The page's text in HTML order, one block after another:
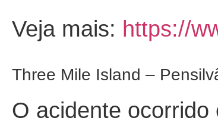
Veja mais: https://
Three Mile Island –
O acidente